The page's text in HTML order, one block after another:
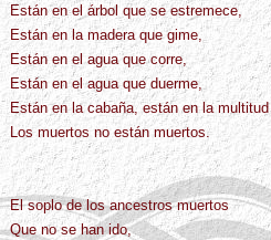
Están en el árbol que se estremece,
Están en la madera que gime,
Están en el agua que corre,
Están en el agua que duerme,
Están en la cabaña, están en la multitud
Los muertos no están muertos.
El soplo de los ancestros muertos
Que no se han ido,